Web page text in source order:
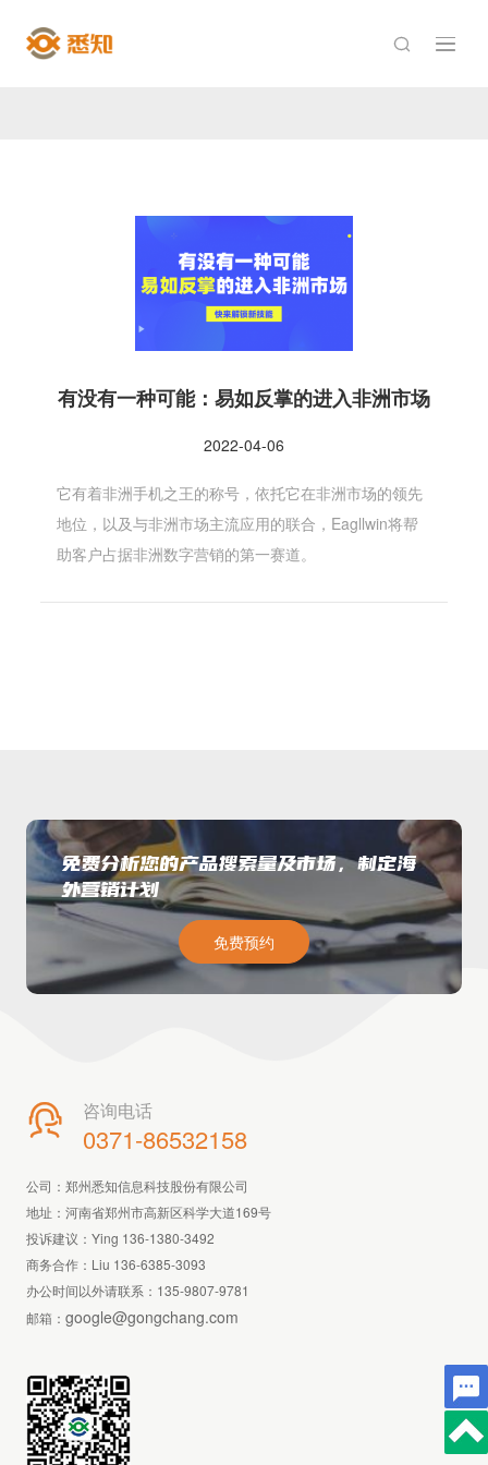

有没有一种可能：易如反掌的进入非洲市场
2022-04-06
它有着非洲手机之王的称号，依托它在非洲市场的领先
地位，以及与非洲市场主流应用的联合，Eagllwin将帮
助客户占据非洲数字营销的第一赛道。
免费分析您的产品搜索量及市场，制定海
外营销计划
免费预约
 咨询电话
0371-86532158
公司：郑州悉知信息科技股份有限公司
地址：河南省郑州市高新区科学大道169号
投诉建议：Ying 136-1380-3492
商务合作：Liu 136-6385-3093
办公时间以外请联系： 135-9807-9781
邮箱： google@gongchang.com